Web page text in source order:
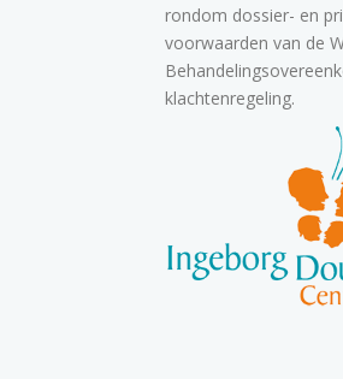
rondom dossier- en
voorwaarden van de
klachtenregeling.